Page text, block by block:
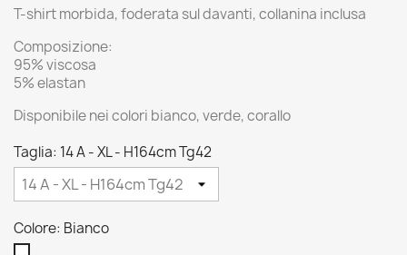
T-shirt morbida, foderata sul davanti, collanina inclusa
Composizione:
95% viscosa
5% elastan
Disponibile nei colori bianco, verde, corallo
Taglia: 14 A - XL - H164cm Tg42
Colore: Bianco